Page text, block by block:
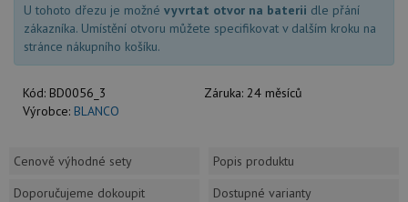
U tohoto dřezu je možné vyvrtat otvor na baterii dle přání
zákazníka. Umístění otvoru můžete specifikovat v dalším kroku na
stránce nákupního košíku.
Kód: BD0056_3 Záruka: 24 měsíců
Výrobce: BLANCO
Cenově výhodné sety
Popis produktu
Doporučujeme dokoupit
Dostupné varianty